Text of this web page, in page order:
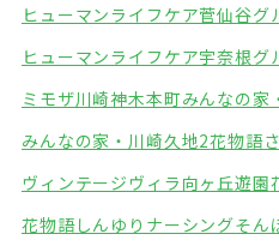
ヒューマンライフケア菅仙谷グ
ヒューマンライフケア宇奈根グ
ミモザ川崎神木本町みんなの家
みんなの家・川崎久地2花物語
ヴィンテージヴィラ向ヶ丘遊園
花物語しんゆりナーシングそん